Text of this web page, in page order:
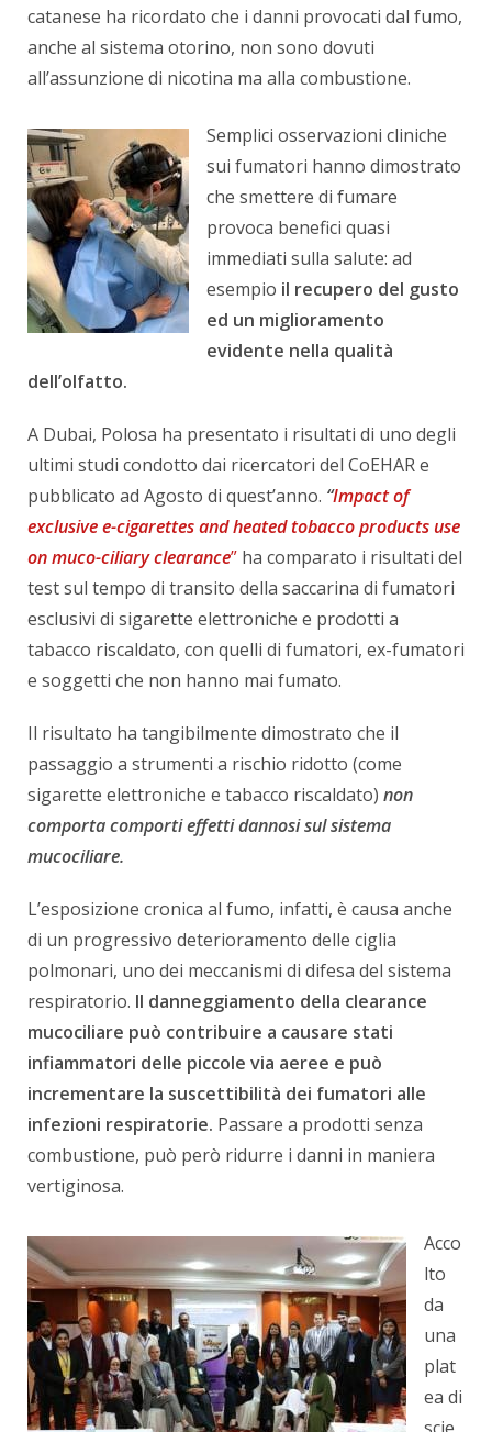
catanese ha ricordato che i danni provocati dal fumo,
anche al sistema otorino, non sono dovuti
all’assunzione di nicotina ma alla combustione.
Semplici osservazioni cliniche
sui fumatori hanno dimostrato
che smettere di fumare
provoca benefici quasi
immediati sulla salute: ad
esempio il recupero del gusto
ed un miglioramento
evidente nella qualità
dell’olfatto.
A Dubai, Polosa ha presentato i risultati di uno degli
ultimi studi condotto dai ricercatori del CoEHAR e
pubblicato ad Agosto di quest’anno. “Impact of
exclusive e-cigarettes and heated tobacco products use
on muco-ciliary clearance” ha comparato i risultati del
test sul tempo di transito della saccarina di fumatori
esclusivi di sigarette elettroniche e prodotti a
tabacco riscaldato, con quelli di fumatori, ex-fumatori
e soggetti che non hanno mai fumato.
Il risultato ha tangibilmente dimostrato che il
passaggio a strumenti a rischio ridotto (come
sigarette elettroniche e tabacco riscaldato) non
comporta comporti effetti dannosi sul sistema
mucociliare.
L’esposizione cronica al fumo, infatti, è causa anche
di un progressivo deterioramento delle ciglia
polmonari, uno dei meccanismi di difesa del sistema
respiratorio. Il danneggiamento della clearance
mucociliare può contribuire a causare stati
infiammatori delle piccole via aeree e può
incrementare la suscettibilità dei fumatori alle
infezioni respiratorie. Passare a prodotti senza
combustione, può però ridurre i danni in maniera
vertiginosa.
Acco
lto
da
una
plat
ea di